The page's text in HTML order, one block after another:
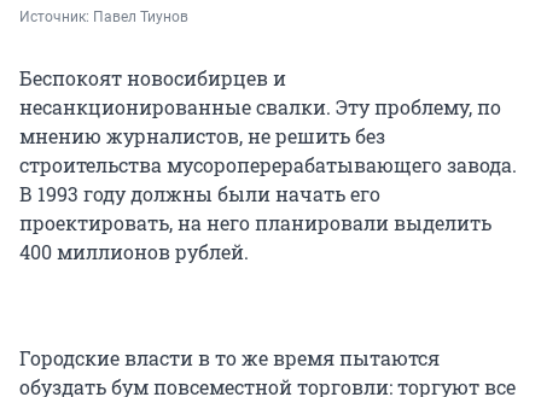
Источник: Павел Тиунов
Беспокоят новосибирцев и
несанкционированные свалки. Эту проблему, по
мнению журналистов, не решить без
строительства мусороперерабатывающего завода.
В 1993 году должны были начать его
проектировать, на него планировали выделить
400 миллионов рублей.
Городские власти в то же время пытаются
обуздать бум повсеместной торговли: торгуют все